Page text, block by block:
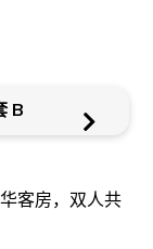
B
客房，双人共